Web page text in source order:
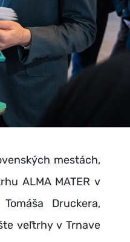
mestách,
ALMA MATER v
Druckera,
veľtrhy v Trnave